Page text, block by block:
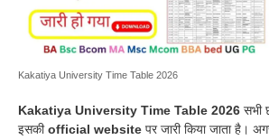
Kakatiya University Time Table 2026
Kakatiya University Time Table 2026 सभी
इसकीofficial website पर जारी किया जाता है।